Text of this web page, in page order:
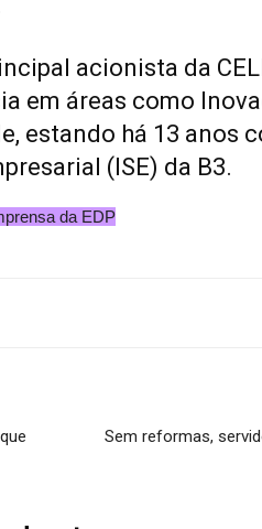
acionista da
em áreas como
estando há 13 anos
(ISE) da B3.
da EDP
Sem reformas,